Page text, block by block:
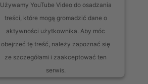
Używamy YouTube Video do osadzania
treści, które mogą gromadzić dane o
aktywności użytkownika. Aby móc
obejrzeć tę treść, należy zapoznać się
ze szczegółami i zaakceptować ten
serwis.